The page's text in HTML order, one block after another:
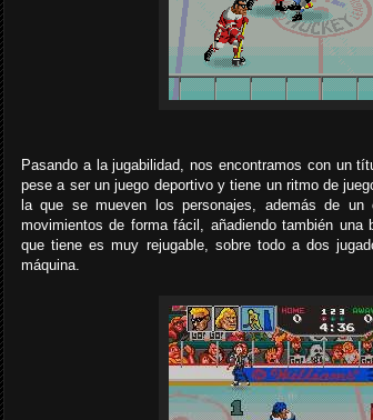
Pasando a la jugabilidad, nos encontramos con un
pese a ser un juego deportivo y tiene un ritmo de
la que se mueven los personajes, además de
movimientos de forma fácil, añadiendo también
que tiene es muy rejugable, sobre todo a dos
máquina.